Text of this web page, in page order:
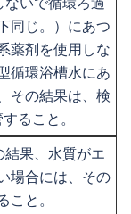
同じ。）にあつ
薬剤を使用しな
循環浴槽水にあ
その結果は、検
ること。
結果、水質がエ
場合には、その
こと。